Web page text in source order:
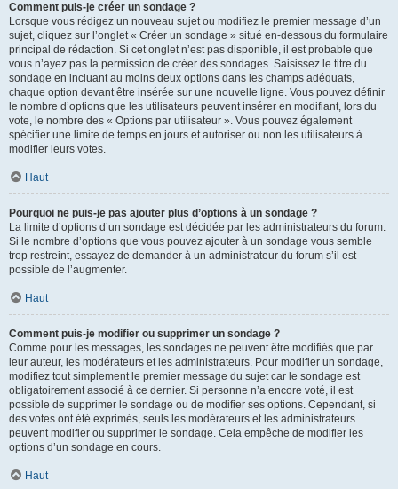
Comment puis-je créer un sondage ?
Lorsque vous rédigez un nouveau sujet ou modifiez le premier message d’un
sujet, cliquez sur l’onglet « Créer un sondage » situé en-dessous du formulaire
principal de rédaction. Si cet onglet n’est pas disponible, il est probable que
vous n’ayez pas la permission de créer des sondages. Saisissez le titre du
sondage en incluant au moins deux options dans les champs adéquats,
chaque option devant être insérée sur une nouvelle ligne. Vous pouvez définir
le nombre d’options que les utilisateurs peuvent insérer en modifiant, lors du
vote, le nombre des « Options par utilisateur ». Vous pouvez également
spécifier une limite de temps en jours et autoriser ou non les utilisateurs à
modifier leurs votes.
Haut
Pourquoi ne puis-je pas ajouter plus d’options à un sondage ?
La limite d’options d’un sondage est décidée par les administrateurs du forum.
Si le nombre d’options que vous pouvez ajouter à un sondage vous semble
trop restreint, essayez de demander à un administrateur du forum s’il est
possible de l’augmenter.
Haut
Comment puis-je modifier ou supprimer un sondage ?
Comme pour les messages, les sondages ne peuvent être modifiés que par
leur auteur, les modérateurs et les administrateurs. Pour modifier un sondage,
modifiez tout simplement le premier message du sujet car le sondage est
obligatoirement associé à ce dernier. Si personne n’a encore voté, il est
possible de supprimer le sondage ou de modifier ses options. Cependant, si
des votes ont été exprimés, seuls les modérateurs et les administrateurs
peuvent modifier ou supprimer le sondage. Cela empêche de modifier les
options d’un sondage en cours.
Haut